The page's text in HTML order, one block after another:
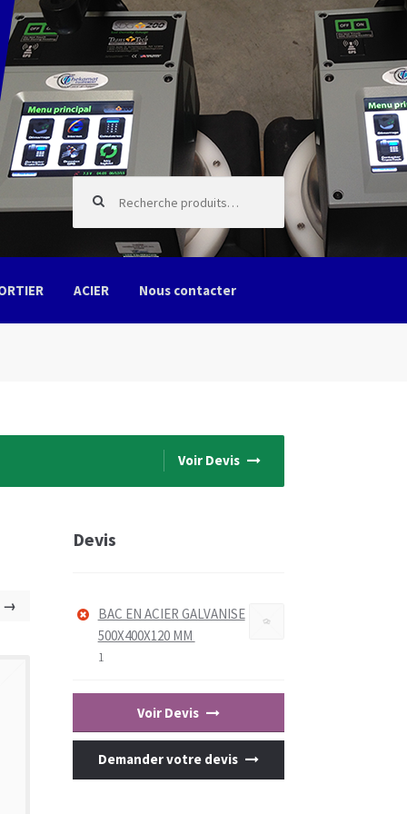
ACIER Nous contacter
Voir Devis
→
Devis
BAC EN ACIER GALVANISE
500X400X120 MM
1
Voir Devis
Demander votre devis